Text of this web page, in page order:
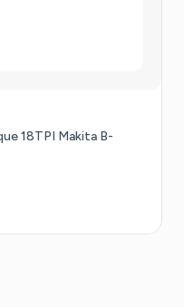
18TPI Makita B-